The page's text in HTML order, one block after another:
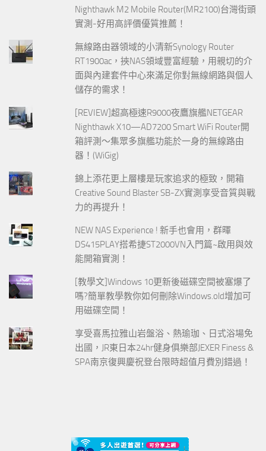
Nighthawk M2 Mobile Router(MR2100)台灣街頭
實測-好用高評價優質推薦！
無線路由器領域的小清新Synology Router
RT1900ac，挾NAS領域豐富經驗，用親切的介
面與內建套件中心來滿足你對無線網路與個人
儲存的需求！
[REVIEW]超高極速R9000夜鷹旗艦NETGEAR
Nighthawk X10—AD7200 Smart WiFi Router開
箱評測～集眾多旗艦功能於一身的無線路由
器！(WiGig)
錦上添花更上層樓是玩家追求的極致，開箱
Creative Sound Blaster SB-ZX實測享受音質與戰
力的再提升！
NEW NAS Experience ! 新手也會用，群暉
DS415PLAY搭希捷ST2000VN入門篇~啟用與效
能開箱實測！
[教學文]Windows 10更新後磁碟空間被塞爆了
嗎?簡單教學教你如何刪除Windows.old增加可
用磁碟空間！
享受喜馬拉雅山岩盤浴、熱瑜珈、日式浴場免
出國，JR東日本24hr健身俱樂部JEXER Finess &
SPA南京復興慶祝登台限時超值月費別錯過！